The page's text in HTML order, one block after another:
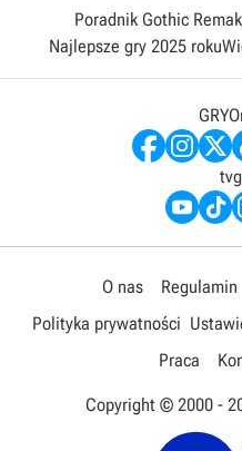
Poradnik Gothic
Najlepsze gry 2025 roku
O nas Regulamin
Polityka prywatności
Praca
Copyright © 2000 -